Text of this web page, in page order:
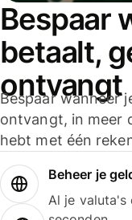
Bespaar
betaalt,
ontvangt
Bespaar wanneer
ontvangt, in meer
hebt met één
Beheer je
Al je valuta's